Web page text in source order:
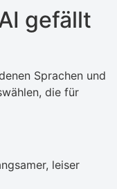
gefällt
Sprachen und
die für
leiser